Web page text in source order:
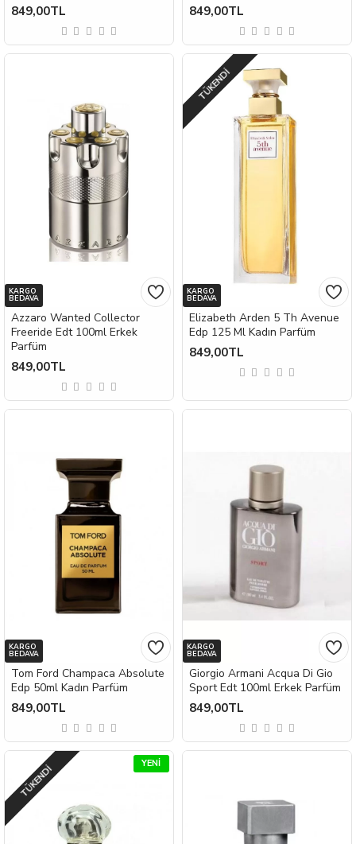
849,00TL 849,00TL
KARGO
BEDAVA
Azzaro Wanted Collector
Freeride Edt 100ml Erkek
Parfüm
849,00TL
KARGO
BEDAVA
TÜKENDI
Elizabeth Arden 5 Th Avenue
Edp 125 Ml Kadın Parfüm
849,00TL
KARGO
BEDAVA
Tom Ford Champaca Absolute
Edp 50ml Kadın Parfüm
849,00TL
KARGO
BEDAVA
Giorgio Armani Acqua Di Gio
Sport Edt 100ml Erkek Parfüm
849,00TL
YENI
TÜKENDI